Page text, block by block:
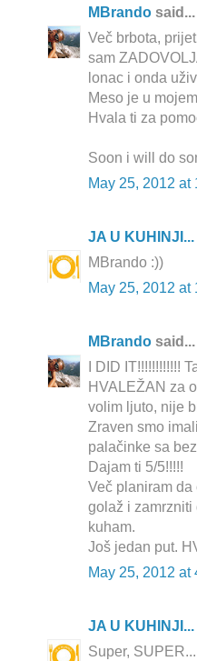
MBrando said...
Več brbota,
sam
lonac i onda
Meso je u
Hvala ti za
Soon i will do
May 25, 2012 at
JA U KUHINJI...
MBrando :))
May 25, 2012 at
MBrando said...
I DID IT!!!!!!!!!!!!
HVALEŽAN za
volim ljuto, nije
Zraven smo
palačinke sa
Dajam ti 5/5!!!!!
Več planiram
golaž i zamrzniti
kuham.
Još jedan put.
May 25, 2012 at
JA U KUHINJI...
Super,